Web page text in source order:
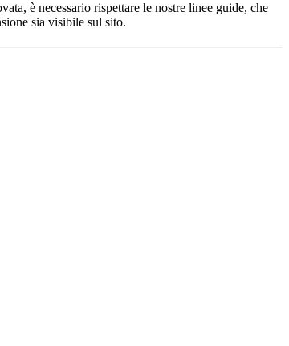
è necessario rispettare le nostre linee guide, che
sia visibile sul sito.